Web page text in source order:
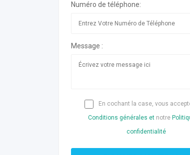
Numéro de téléphone:
Message :
En cochant la case, vous
Conditions générales etnotre
confidentialité